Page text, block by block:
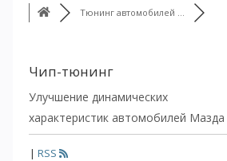
Тюнинг автомобилей ...
Чип-тюнинг
Улучшение динамических
характеристик автомобилей Мазда
| RSS